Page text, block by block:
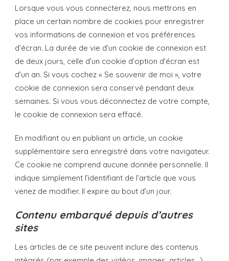
Lorsque vous vous connecterez, nous mettrons en
place un certain nombre de cookies pour enregistrer
vos informations de connexion et vos préférences
d’écran. La durée de vie d’un cookie de connexion est
de deux jours, celle d’un cookie d’option d’écran est
d’un an. Si vous cochez « Se souvenir de moi », votre
cookie de connexion sera conservé pendant deux
semaines. Si vous vous déconnectez de votre compte,
le cookie de connexion sera effacé.
En modifiant ou en publiant un article, un cookie
supplémentaire sera enregistré dans votre navigateur.
Ce cookie ne comprend aucune donnée personnelle. Il
indique simplement l’identifiant de l’article que vous
venez de modifier. Il expire au bout d’un jour.
Contenu embarqué depuis d’autres
sites
Les articles de ce site peuvent inclure des contenus